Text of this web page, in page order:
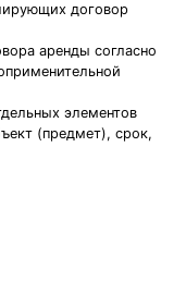
договор
аренды согласно
элементов
(предмет), срок,